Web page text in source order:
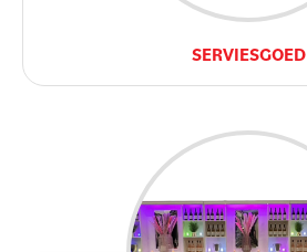
SERVIESGOED